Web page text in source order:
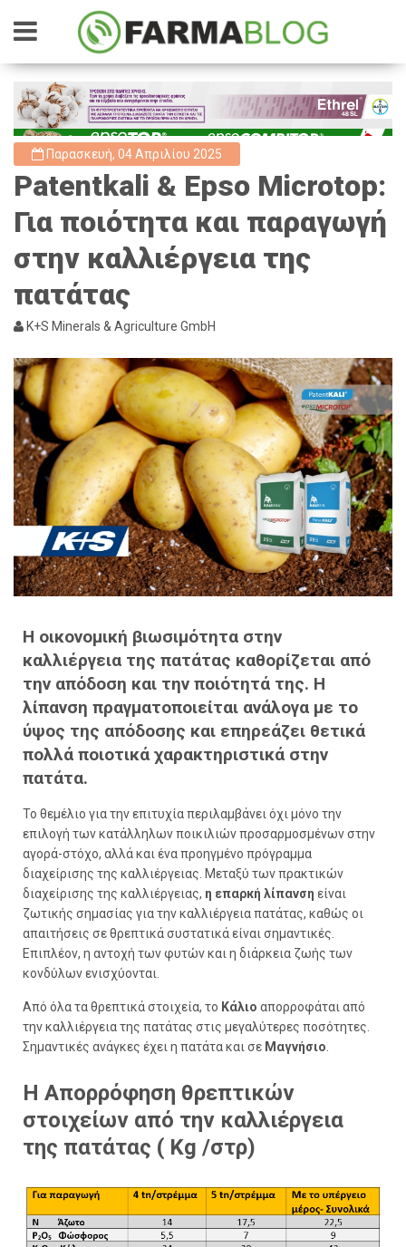
Παρασκευή, 04 Απριλίου 2025
Patentkali & Epso Microtop:
Για ποιότητα και παραγωγή
στην καλλιέργεια της
πατάτας
K+S Minerals & Agriculture GmbH
H οικονομική βιωσιμότητα στην
καλλιέργεια της πατάτας καθορίζεται από
την απόδοση και την ποιότητά της. Η
λίπανση πραγματοποιείται ανάλογα με το
ύψος της απόδοσης και επηρεάζει θετικά
πολλά ποιοτικά χαρακτηριστικά στην
πατάτα.
Το θεμέλιο για την επιτυχία περιλαμβάνει όχι μόνο την
επιλογή των κατάλληλων ποικιλιών προσαρμοσμένων στην
αγορά-στόχο, αλλά και ένα προηγμένο πρόγραμμα
διαχείρισης της καλλιέργειας. Μεταξύ των πρακτικών
διαχείρισης της καλλιέργειας, η επαρκή λίπανση είναι
ζωτικής σημασίας για την καλλιέργεια πατάτας, καθώς οι
απαιτήσεις σε θρεπτικά συστατικά είναι σημαντικές.
Επιπλέον, η αντοχή των φυτών και η διάρκεια ζωής των
κονδύλων ενισχύονται.
Από όλα τα θρεπτικά στοιχεία, το Κάλιο απορροφάται από
την καλλιέργεια της πατάτας στις μεγαλύτερες ποσότητες.
Σημαντικές ανάγκες έχει η πατάτα και σε Μαγνήσιο
Η Απορρόφηση θρεπτικών
στοιχείων από την καλλιέργεια
της πατάτας ( Kg /στρ)